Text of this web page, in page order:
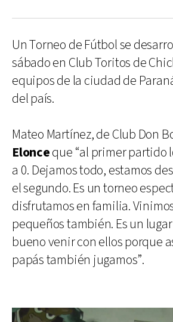
Un Torneo de Fútbol se
sábado en Club Toritos de
equipos de la ciudad de
del país.
Mateo Martínez, de Club Don
Elonceque “al primer partido
a 0. Dejamos todo, estamos
el segundo. Es un torneo
disfrutamos en familia.
pequeños también. Es un
bueno venir con ellos porque
papás también jugamos”.